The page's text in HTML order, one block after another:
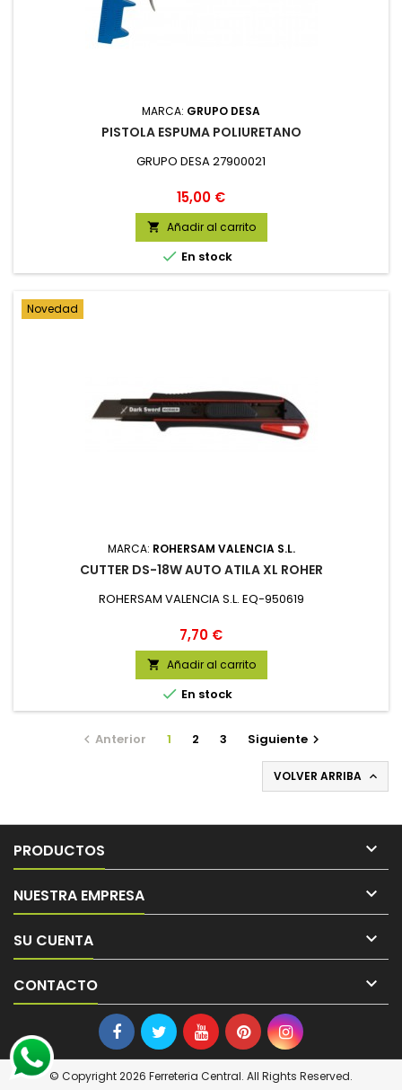
MARCA: GRUPO DESA
PISTOLA ESPUMA POLIURETANO
GRUPO DESA 27900021
Precio
15,00 €
 Añadir al carrito
 En stock
Novedad
MARCA: ROHERSAM VALENCIA S.L.
CUTTER DS-18W AUTO ATILA XL ROHER
ROHERSAM VALENCIA S.L. EQ-950619
Precio
7,70 €
 Añadir al carrito
 En stock
 Anterior 1 2 3 Siguiente
VOLVER ARRIBA 
PRODUCTOS 
NUESTRA EMPRESA 
SU CUENTA 
CONTACTO 
© Copyright 2026 Ferreteria Central. All Rights Reserved.